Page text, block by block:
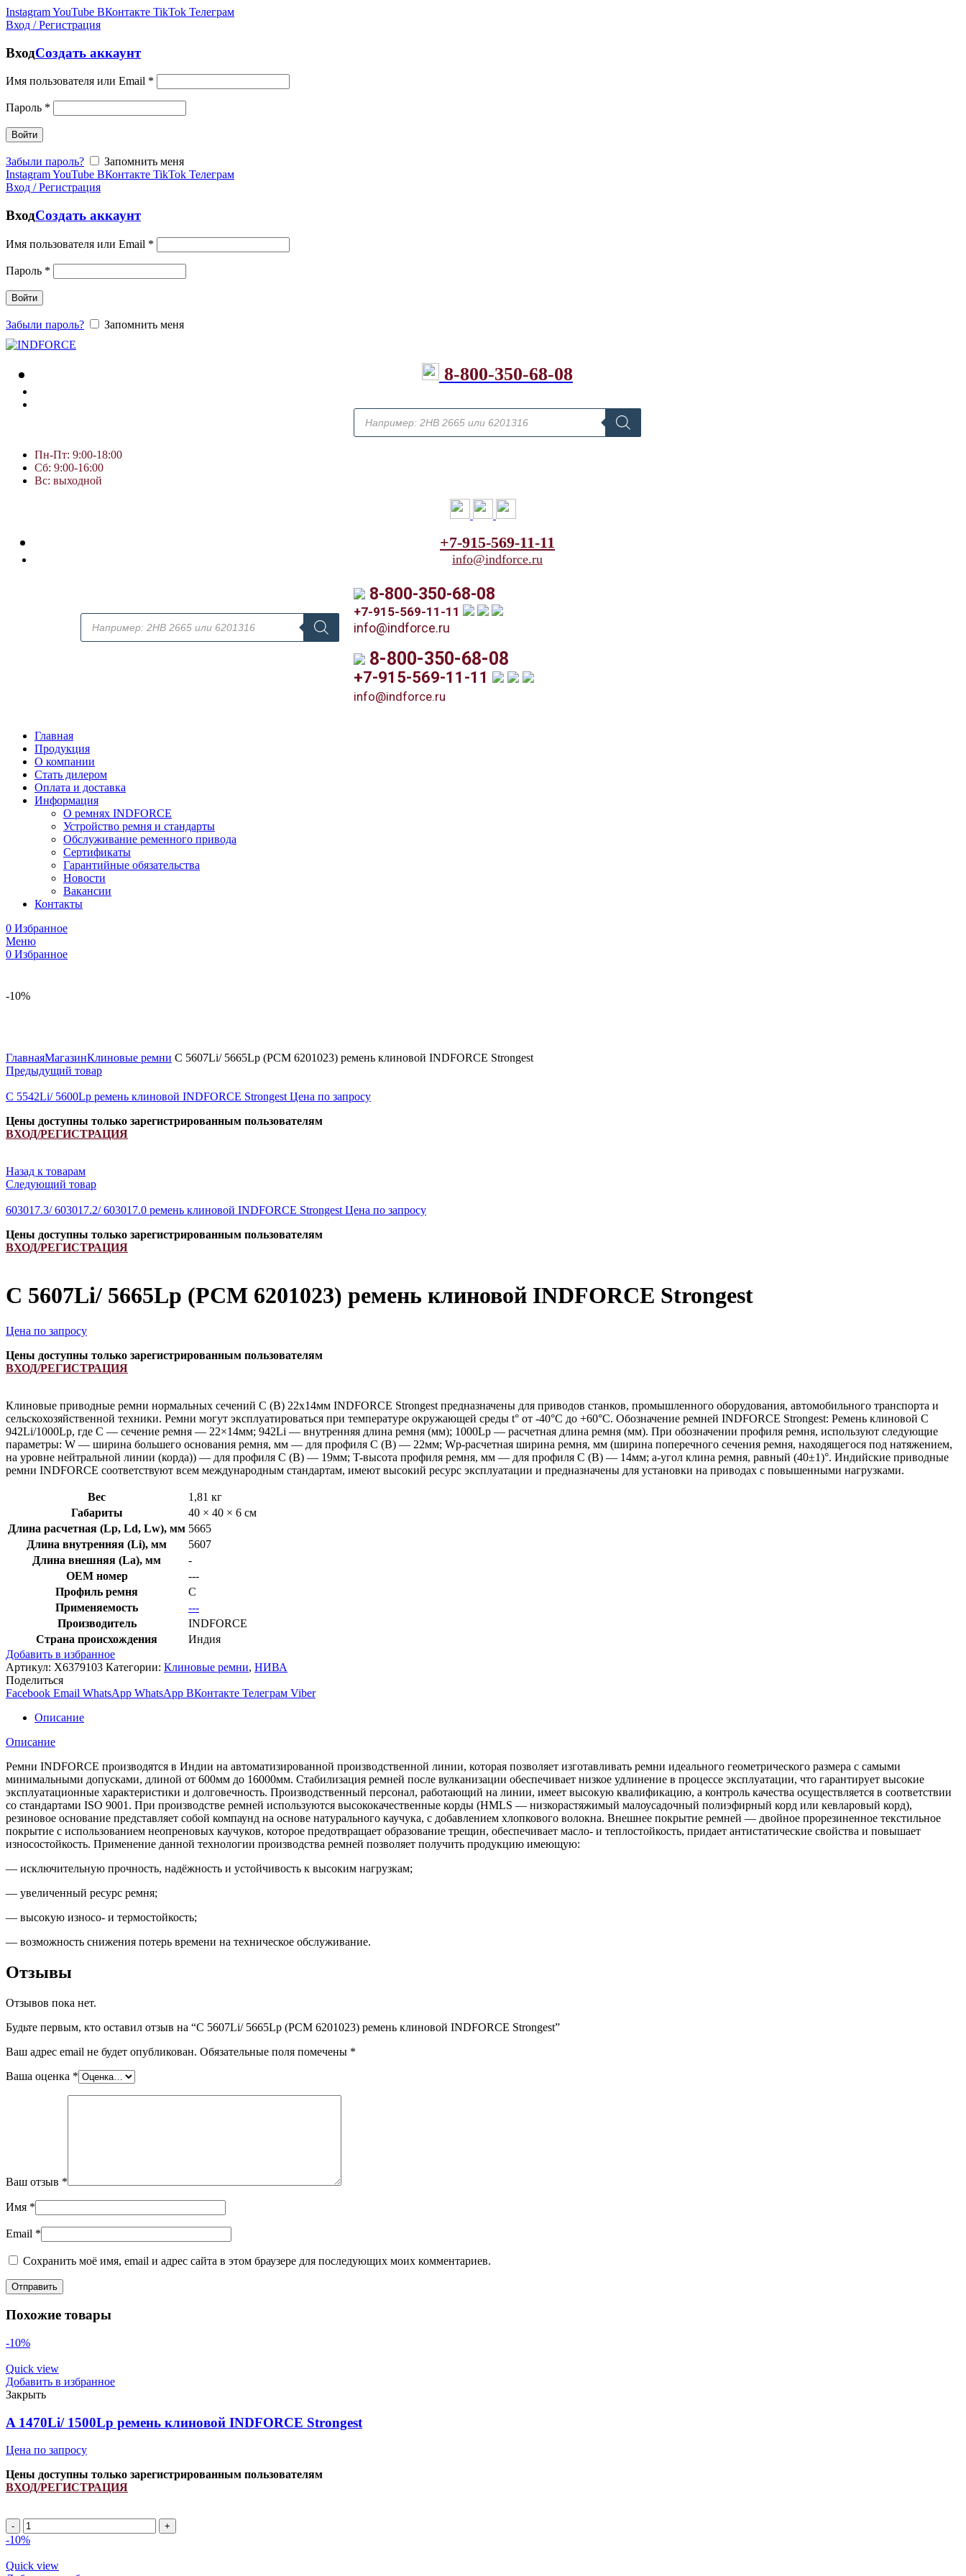
InstagramYouTube ВКонтакте TikTok Телеграм
Вход / Регистрация
ВходСоздать аккаунт
Имя пользователя или Email *
Пароль *
Войти
Забыли пароль?
Запомнить меня
InstagramYouTube ВКонтакте TikTok Телеграм
Вход / Регистрация
ВходСоздать аккаунт
Имя пользователя или Email *
Пароль *
Войти
Забыли пароль? Запомнить меня
8-800-350-68-08
Пн-Пт: 9:00-18:00
Сб: 9:00-16:00
Вс: выходной
+7-915-569-11-11
info@indforce.ru
8-800-350-68-08
+7-915-569-11-11
info@indforce.ru
8-800-350-68-08
+7-915-569-11-11
info@indforce.ru
Главная
Продукция
О компании
Стать дилером
Оплата и доставка
Информация
О ремнях INDFORCE
Устройство ремня и стандарты
Обслуживание ременного привода
Сертификаты
Гарантийные обязательства
Новости
Вакансии
Контакты
0 Избранное
Меню
0 Избранное
-10%
ГлавнаяМагазинКлиновые ремни C 5607Li/ 5665Lp (РСМ 6201023) ремень клиновой INDFORCE Strongest
Предыдущий товар
C 5542Li/ 5600Lp ремень клиновой INDFORCE Strongest Цена по запросу
Цены доступны только зарегистрированным пользователям
ВХОД/РЕГИСТРАЦИЯ
Назад к товарам
Следующий товар
603017.3/ 603017.2/ 603017.0 ремень клиновой INDFORCE Strongest Цена по запросу
Цены доступны только зарегистрированным пользователям
ВХОД/РЕГИСТРАЦИЯ
C 5607Li/ 5665Lp (РСМ 6201023) ремень клиновой INDFORCE Strongest
Цена по запросу
Цены доступны только зарегистрированным пользователям
ВХОД/РЕГИСТРАЦИЯ
Клиновые приводные ремни нормальных сечений С (В) 22х14мм INDFORCE Strongest предназначены для приводов станков, промышленного оборудования, автомобильного транспорта и
сельскохозяйственной техники. Ремни могут эксплуатироваться при температуре окружающей среды t° от -40°С до +60°С. Обозначение ремней INDFORCE Strongest: Ремень клиновой С
942Li/1000Lp, где C — сечение ремня — 22×14мм; 942Li — внутренняя длина ремня (мм); 1000Lp — расчетная длина ремня (мм). При обозначении профиля ремня, используют следующие
параметры: W — ширина большего основания ремня, мм — для профиля С (В) — 22мм; Wp-расчетная ширина ремня, мм (ширина поперечного сечения ремня, находящегося под натяжением,
на уровне нейтральной линии (корда)) — для профиля С (В) — 19мм; T-высота профиля ремня, мм — для профиля С (В) — 14мм; a-угол клина ремня, равный (40±1)°. Индийские приводные
ремни INDFORCE соответствуют всем международным стандартам, имеют высокий ресурс эксплуатации и предназначены для установки на приводах с повышенными нагрузками.
Вес
1,81 кг
Габариты
40 × 40 × 6 см
Длина расчетная (Lp, Ld, Lw), мм 5665
Длина внутренняя (Li), мм
5607
Длина внешняя (La), мм
-
OEM номер
---
Профиль ремня
C
Применяемость
---
Производитель
INDFORCE
Страна происхождения
Индия
Добавить в избранное
Артикул: X6379103 Категории: Клиновые ремни, НИВА
Поделиться
Facebook Email WhatsApp WhatsApp ВКонтакте Телеграм Viber
Описание
Описание
Ремни INDFORCE производятся в Индии на автоматизированной производственной линии, которая позволяет изготавливать ремни идеального геометрического размера с самыми
минимальными допусками, длиной от 600мм до 16000мм. Стабилизация ремней после вулканизации обеспечивает низкое удлинение в процессе эксплуатации, что гарантирует высокие
эксплуатационные характеристики и долговечность. Производственный персонал, работающий на линии, имеет высокую квалификацию, а контроль качества осуществляется в соответствии
со стандартами ISO 9001. При производстве ремней используются высококачественные корды (HMLS — низкорастяжимый малоусадочный полиэфирный корд или кевларовый корд),
резиновое основание представляет собой компаунд на основе натурального каучука, с добавлением хлопкового волокна. Внешнее покрытие ремней — двойное прорезиненное текстильное
покрытие с использованием неопреновых каучуков, которое предотвращает образование трещин, обеспечивает масло- и теплостойкость, придает антистатические свойства и повышает
износостойкость. Применение данной технологии производства ремней позволяет получить продукцию имеющую:
— исключительную прочность, надёжность и устойчивость к высоким нагрузкам;
— увеличенный ресурс ремня;
— высокую износо- и термостойкость;
— возможность снижения потерь времени на техническое обслуживание.
Отзывы
Отзывов пока нет.
Будьте первым, кто оставил отзыв на “C 5607Li/ 5665Lp (РСМ 6201023) ремень клиновой INDFORCE Strongest”
Ваш адрес email не будет опубликован. Обязательные поля помечены *
Ваша оценка *
Ваш отзыв *
Имя *
Email *
Сохранить моё имя, email и адрес сайта в этом браузере для последующих моих комментариев.
Похожие товары
-10%
Quick view
Добавить в избранное
Закрыть
A 1470Li/ 1500Lp ремень клиновой INDFORCE Strongest
Цена по запросу
Цены доступны только зарегистрированным пользователям
ВХОД/РЕГИСТРАЦИЯ
-10%
Quick view